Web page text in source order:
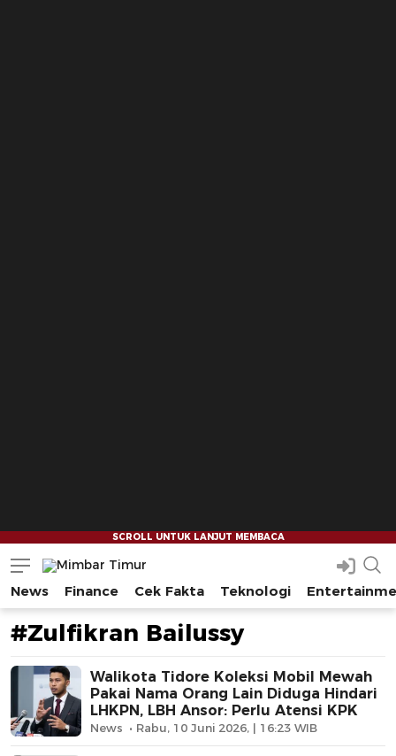
Mimbar Timur
Media Berjaringan Indonesia Timur
News Finance Cek Fakta Teknologi
#Zulfikran Bailussy
Walikota Tidore Koleksi Mobil Mewah
Pakai Nama Orang Lain Diduga Hindari
LHKPN, LBH Ansor: Perlu Atensi KPK
News Rabu, 10 Juni 2026, | 16:23 WIB